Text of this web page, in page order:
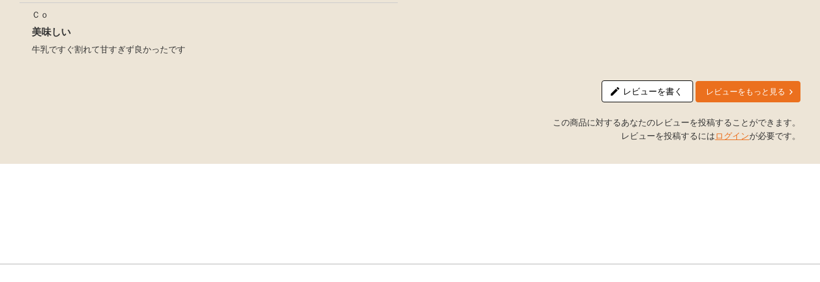
Ｃｏ
美味しい
牛乳ですぐ割れて甘すぎず良かったです
レビューを書く レビューをもっと見る
この商品に対するあなたのレビューを投稿することができます。
レビューを投稿するにはログインが必要です。